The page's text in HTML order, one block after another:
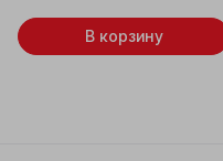
В корзину